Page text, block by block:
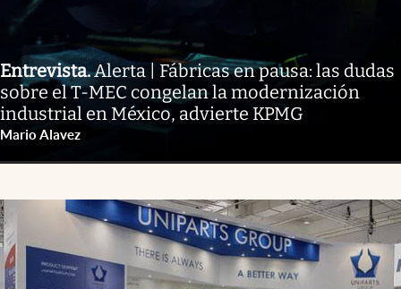
Entrevista.Alerta | Fábricas en pausa: las dudas
sobre el T-MEC congelan la modernización
industrial en México, advierte KPMG
Mario Alavez